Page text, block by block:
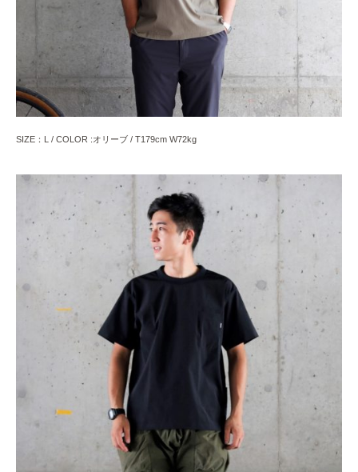
SIZE：L / COLOR :オリーブ / T179cm W72kg